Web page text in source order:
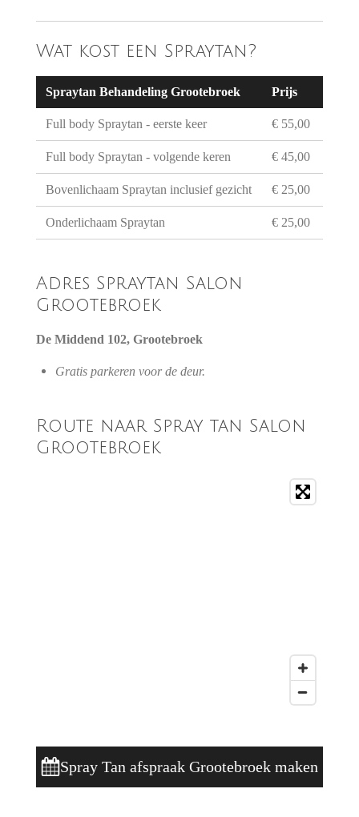
Wat kost een Spraytan?
Spraytan Behandeling Grootebroek Prijs
Full body Spraytan - eerste keer € 55,00
Full body Spraytan - volgende keren € 45,00
Bovenlichaam Spraytan inclusief gezicht € 25,00
Onderlichaam Spraytan € 25,00
Adres Spraytan Salon
Grootebroek
De Middend 102, Grootebroek
Gratis parkeren voor de deur.
Route naar Spray tan Salon
Grootebroek
Spray Tan afspraak Grootebroek maken